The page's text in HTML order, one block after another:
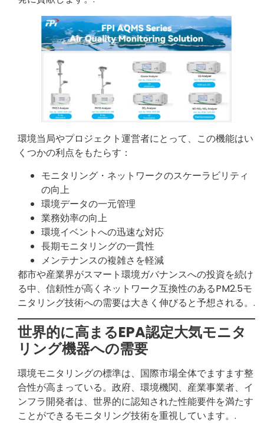
環境当局やプロジェクト運営者にとって、この機能はい
くつかの利点をもたらす：
モニタリング・ネットワークのスケーラビリティ
の向上
環境データの一元管理
業務効率の向上
環境イベントへの迅速な対応
長期モニタリングの一貫性
メンテナンスの複雑さを軽減
都市や産業界がスマート環境ガバナンスへの投資を続け
る中、信頼性が高くネットワーク互換性のあるPM2.5モ
ニタリング技術への需要は大きく伸びると予想される。.
世界的に高まるEPA認定大気モニタ
リング機器への需要
環境モニタリングの標準は、国際市場全体でますます整
合性が高まっている。政府、環境機関、産業事業者、イ
ンフラ開発者は、世界的に認知された性能要件を満たす
ことができるモニタリング技術を重視しています。.